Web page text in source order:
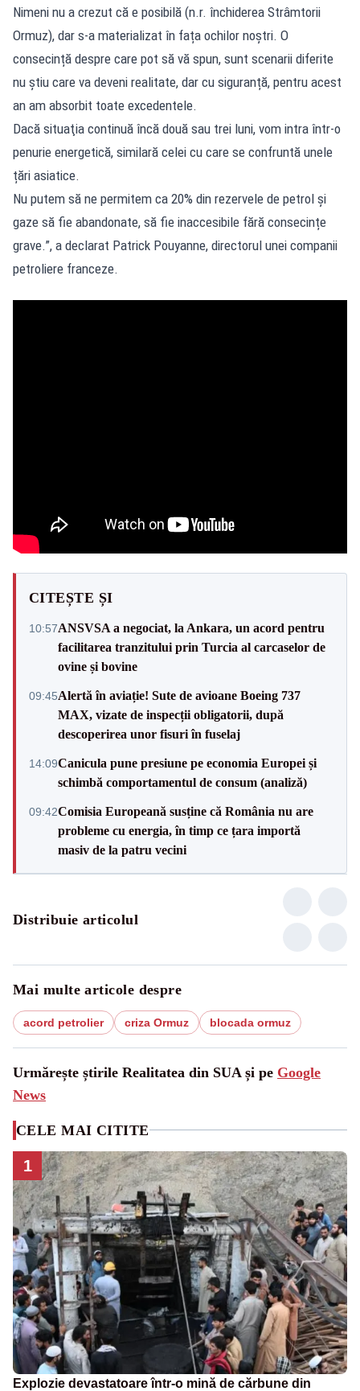
Nimeni nu a crezut că e posibilă (n.r. închiderea Strâmtorii
Ormuz), dar s-a materializat în fața ochilor noștri. O
consecință despre care pot să vă spun, sunt scenarii diferite
nu știu care va deveni realitate, dar cu siguranță, pentru acest
an am absorbit toate excedentele.
Dacă situaţia continuă încă două sau trei luni, vom intra într-o
penurie energetică, similară celei cu care se confruntă unele
țări asiatice.
Nu putem să ne permitem ca 20% din rezervele de petrol și
gaze să fie abandonate, să fie inaccesibile fără consecințe
grave.”, a declarat Patrick Pouyanne, directorul unei companii
petroliere franceze.
CITEȘTE ȘI
10:57ANSVSA a negociat, la Ankara, un acord pentru
facilitarea tranzitului prin Turcia al carcaselor de
ovine și bovine
09:45Alertă în aviație! Sute de avioane Boeing 737
MAX, vizate de inspecții obligatorii, după
descoperirea unor fisuri în fuselaj
14:09Canicula pune presiune pe economia Europei și
schimbă comportamentul de consum (analiză)
09:42Comisia Europeană susține că România nu are
probleme cu energia, în timp ce țara importă
masiv de la patru vecini
Distribuie articolul
Mai multe articole despre
acord petrolier criza Ormuz blocada ormuz
Urmărește știrile Realitatea din SUA și pe Google
News
CELE MAI CITITE
1
Explozie devastatoare într-o mină de cărbune din